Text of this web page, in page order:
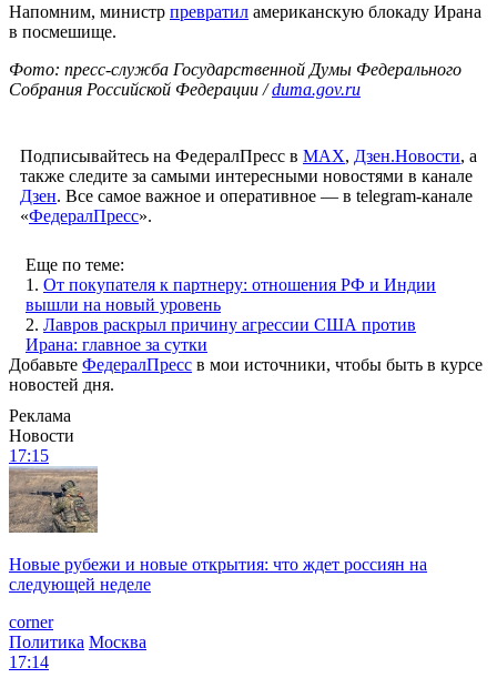
Напомним, министр превратил американскую блокаду Ирана
в посмешище.
Фото: пресс-служба Государственной Думы Федерального
Собрания Российской Федерации /duma.gov.ru
Подписывайтесь на ФедералПресс в МАХ, Дзен.Новости, а
также следите за самыми интересными новостями в канале
Дзен. Все самое важное и оперативное — в telegram-канале
«ФедералПресс».
Еще по теме:
1. От покупателя к партнеру: отношения РФ и Индии
вышли на новый уровень
2. Лавров раскрыл причину агрессии США против
Ирана: главное за сутки
Добавьте ФедералПресс в мои источники, чтобы быть в курсе
новостей дня.
Реклама
Новости
17:15
Новые рубежи и новые открытия: что ждет россиян на
следующей неделе
corner
Политика Москва
17:14